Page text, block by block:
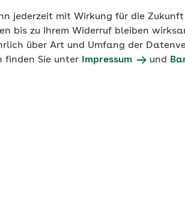
jederzeit mit Wirkung für die
bis zu Ihrem Widerruf bleiben
über Art und Umfang der
finden Sie unter
Impressum und